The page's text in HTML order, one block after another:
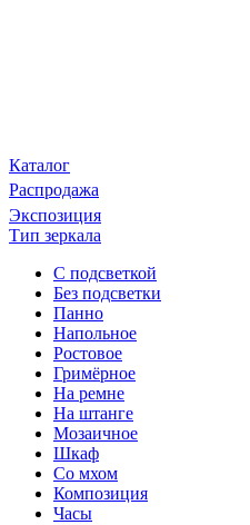
Каталог
Распродажа
Экспозиция
Тип зеркала
С подсветкой
Без подсветки
Панно
Напольное
Ростовое
Гримёрное
На ремне
На штанге
Мозаичное
Шкаф
Со мхом
Композиция
Часы